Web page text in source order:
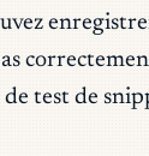
test de